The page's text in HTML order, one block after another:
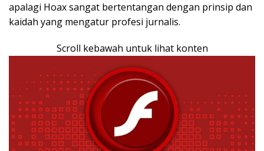
apalagi Hoax sangat bertentangan dengan prinsip dan
kaidah yang mengatur profesi jurnalis.
Scroll kebawah untuk lihat konten